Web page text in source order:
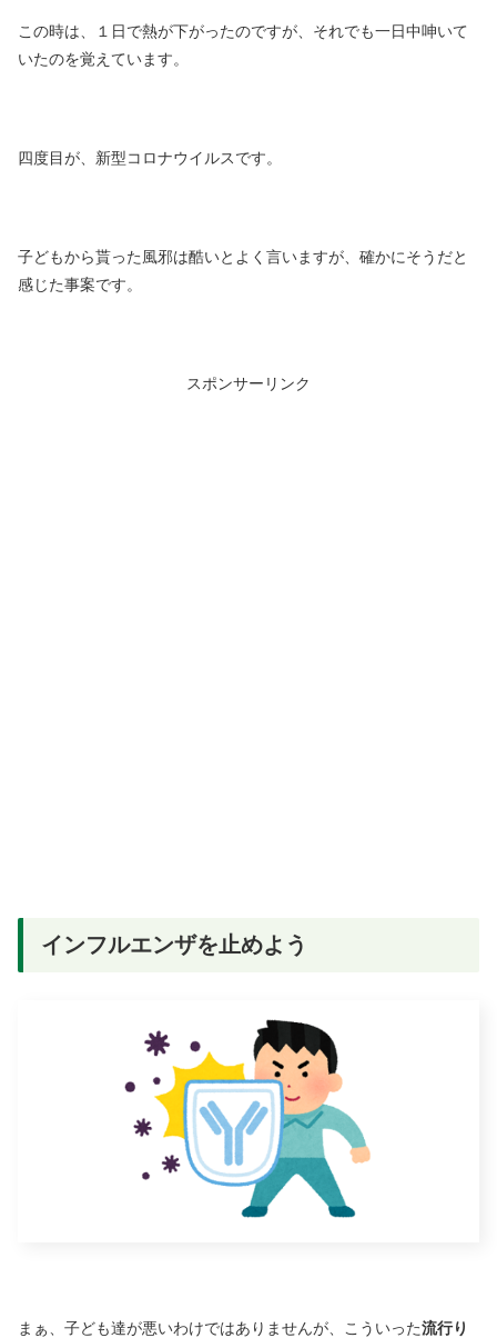
この時は、１日で熱が下がったのですが、それでも一日中呻いて
いたのを覚えています。
四度目が、新型コロナウイルスです。
子どもから貰った風邪は酷いとよく言いますが、確かにそうだと
感じた事案です。
スポンサーリンク
インフルエンザを止めよう
まぁ、子ども達が悪いわけではありませんが、こういった流行り